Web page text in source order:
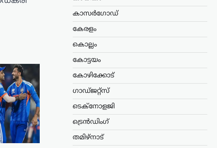
കാസർഗോഡ്
കേരളം
കൊല്ലം
കോട്ടയം
കോഴിക്കോട്
ഗാഡ്ജറ്റ്സ്
ടെക്നോളജി
ട്രെൻഡിംഗ്
തമിഴ്നാട്